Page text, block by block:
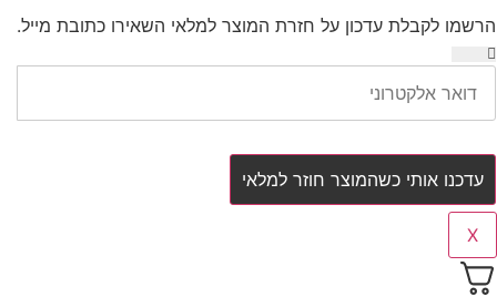
הרשמו לקבלת עדכון על חזרת המוצר למלאי השאירו כתובת מייל.
עדכנו אותי כשהמוצר חוזר למלאי
X